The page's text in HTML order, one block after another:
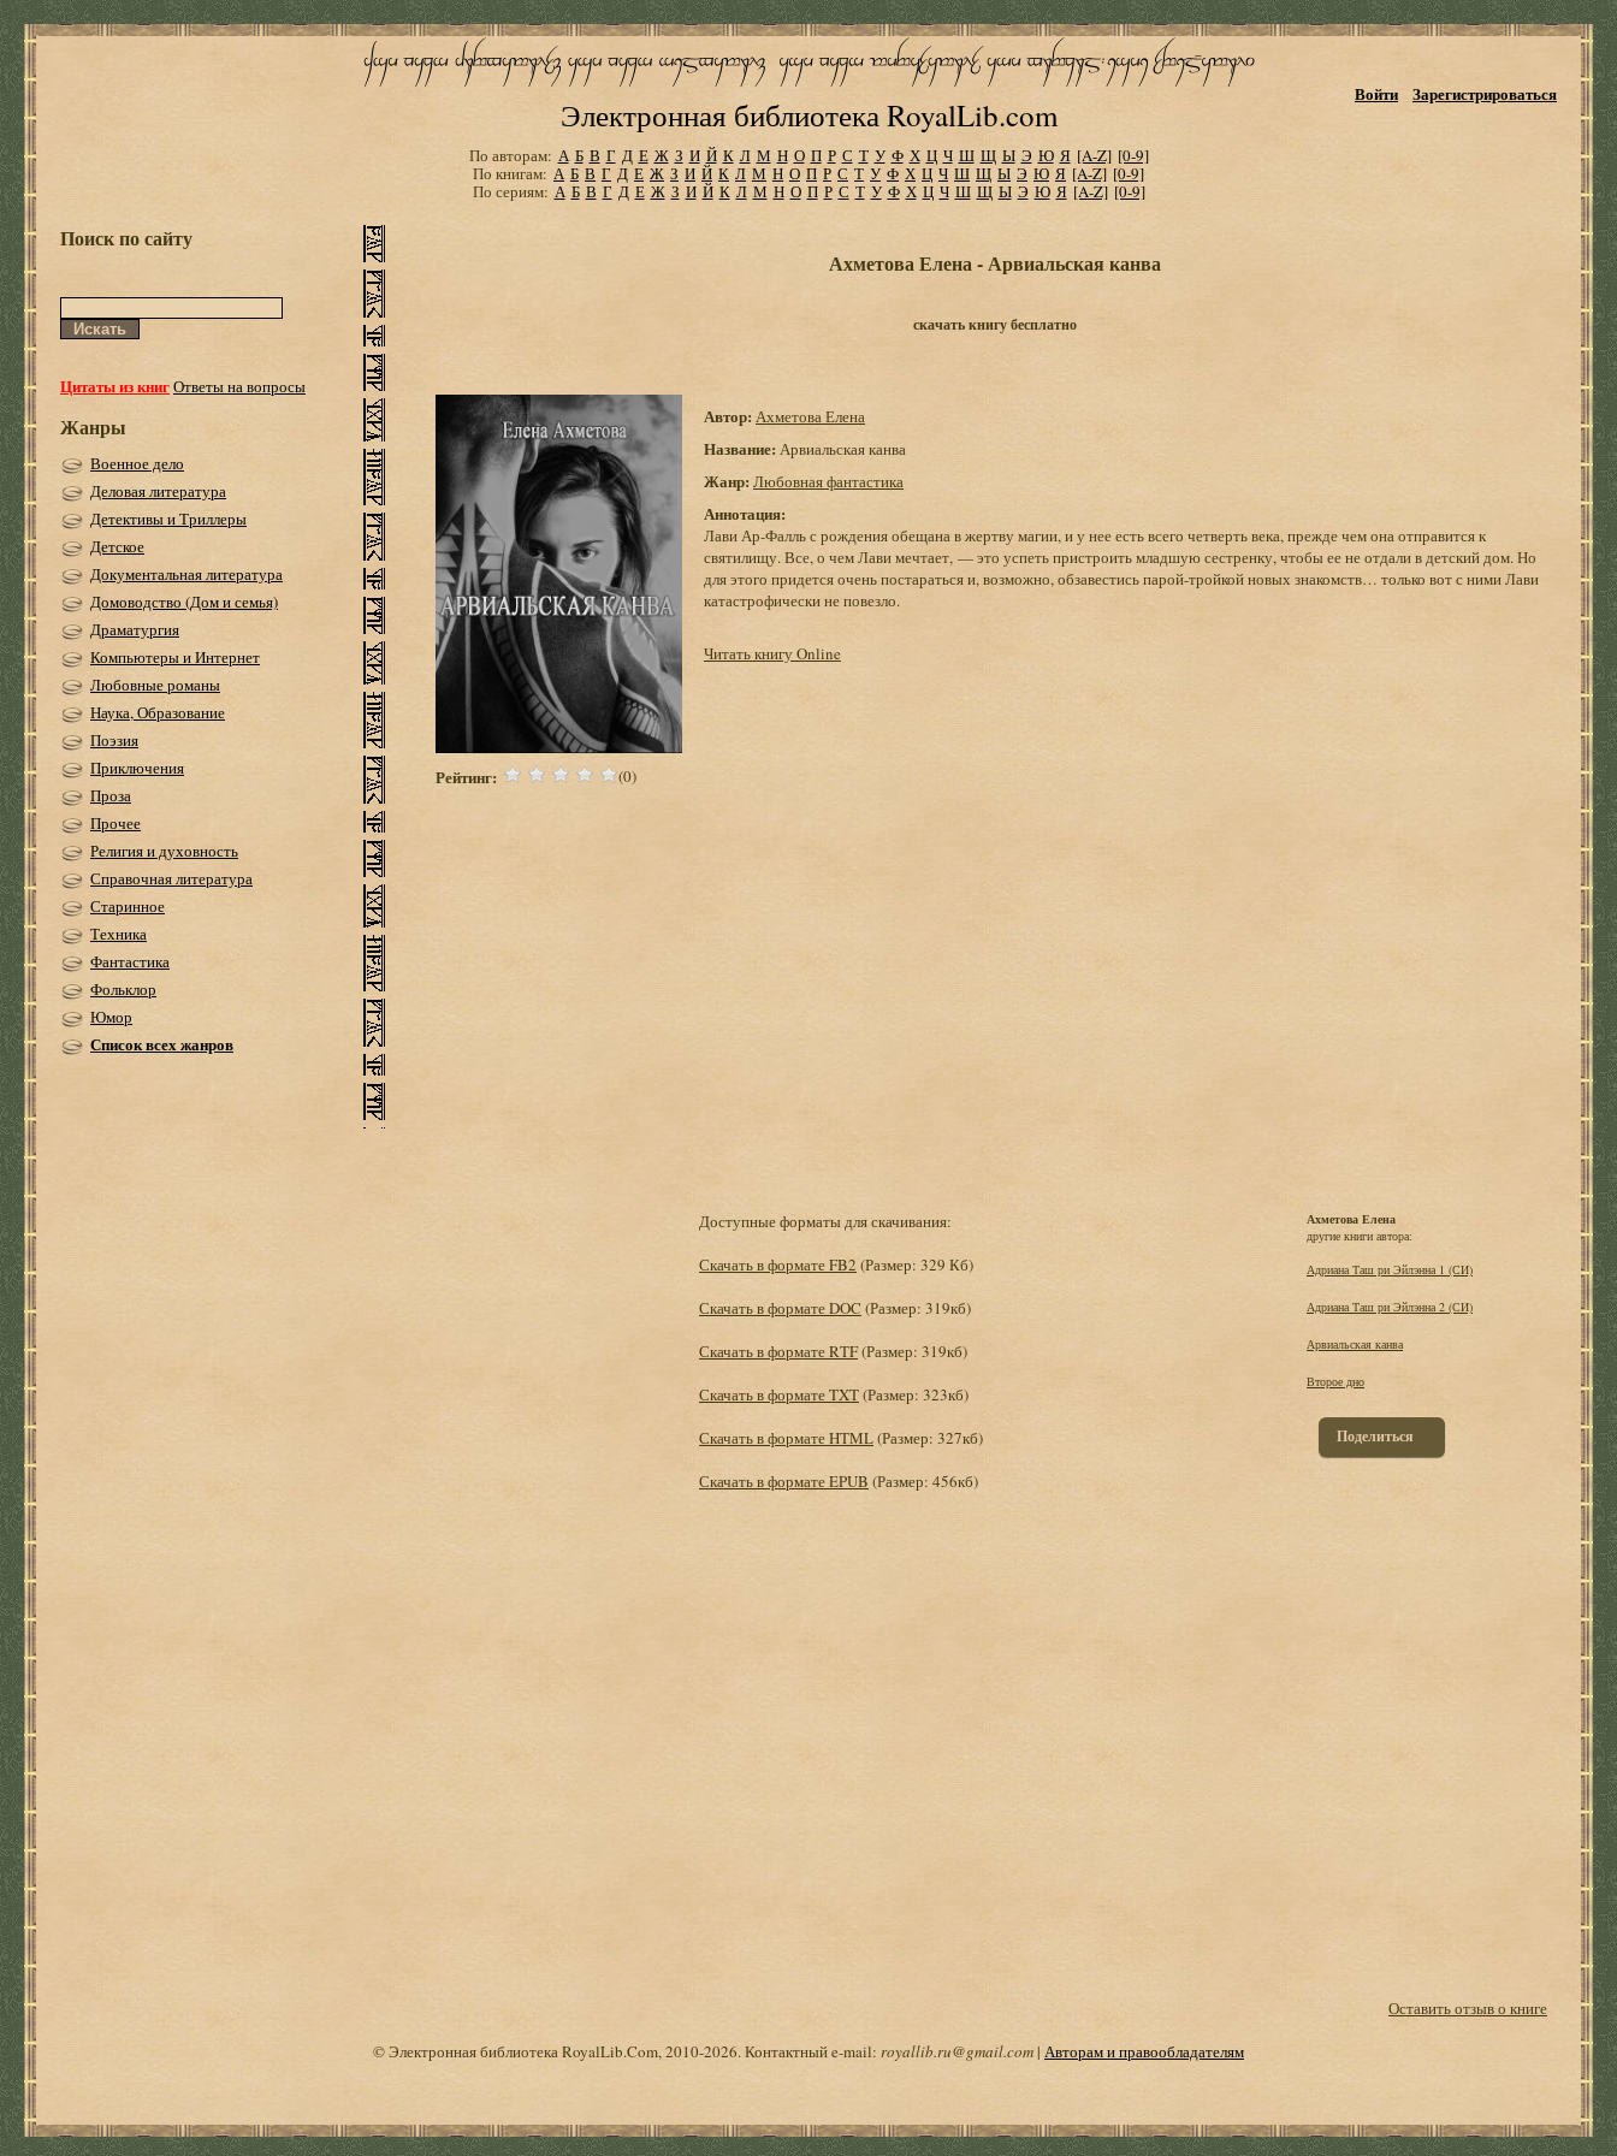
Электронная библиотека RoyalLib.com
Войти Зарегистрироваться
По авторам: А Б В Г Д Е Ж З И Й К Л М Н О П Р С Т У Ф Х Ц Ч Ш Щ Ы Э Ю Я [A-Z] [0-9]
По книгам: А Б В Г Д Е Ж З И Й К Л М Н О П Р С Т У Ф Х Ц Ч Ш Щ Ы Э Ю Я [A-Z] [0-9]
По сериям: А Б В Г Д Е Ж З И Й К Л М Н О П Р С Т У Ф Х Ц Ч Ш Щ Ы Э Ю Я [A-Z] [0-9]
Поиск по сайту
Цитаты из книгОтветы на вопросы
Жанры
Военное дело
Деловая литература
Детективы и Триллеры
Детское
Документальная литература
Домоводство (Дом и семья)
Драматургия
Компьютеры и Интернет
Любовные романы
Наука, Образование
Поэзия
Приключения
Проза
Прочее
Религия и духовность
Справочная литература
Старинное
Техника
Фантастика
Фольклор
Юмор
Список всех жанров
Ахметова Елена - Арвиальская канва
скачать книгу бесплатно
Рейтинг: (0)
Автор: Ахметова Елена
Название: Арвиальская канва
Жанр: Любовная фантастика
Аннотация:
Лави Ар-Фалль с рождения обещана в жертву магии, и у нее есть всего четверть века, прежде чем она отправится к
святилищу. Все, о чем Лави мечтает, — это успеть пристроить младшую сестренку, чтобы ее не отдали в детский дом. Но
для этого придется очень постараться и, возможно, обзавестись парой-тройкой новых знакомств… только вот с ними Лави
катастрофически не повезло.
Читать книгу Online
Доступные форматы для скачивания:
Скачать в формате FB2 (Размер: 329 Кб)
Скачать в формате DOC (Размер: 319кб)
Скачать в формате RTF(Размер: 319кб)
Скачать в формате TXT(Размер: 323кб)
Скачать в формате HTML(Размер: 327кб)
Скачать в формате EPUB (Размер: 456кб)
Ахметова Елена
другие книги автора:
Адриана Таш ри Эйлэнна 1 (СИ)
Адриана Таш ри Эйлэнна 2 (СИ)
Арвиальская канва
Второе дно
Поделиться
Оставить отзыв о книге
© Электронная библиотека RoyalLib.Com, 2010-2026. Контактный e-mail: royallib.ru@gmail.com| Авторам и правообладателям